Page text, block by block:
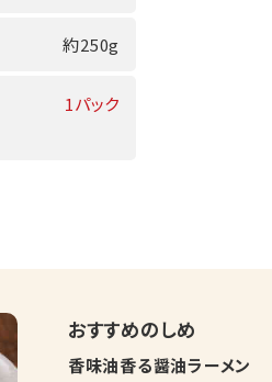
約250g
1パック
おすすめのしめ
香味油香る醤油ラーメン